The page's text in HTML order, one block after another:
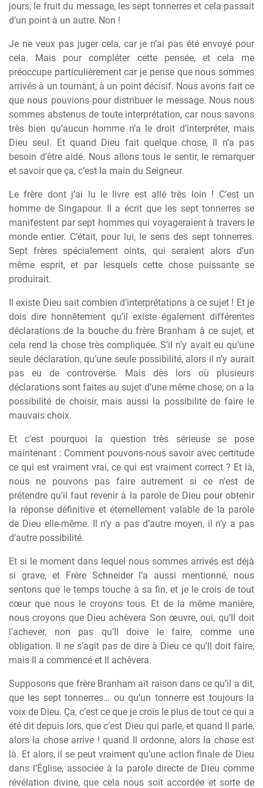
jours, le fruit du message, les sept tonnerres et cela passait
d’un point à un autre. Non !
Je ne veux pas juger cela, car je n’ai pas été envoyé pour
cela. Mais pour compléter cette pensée, et cela me
préoccupe particulièrement car je pense que nous sommes
arrivés à un tournant, à un point décisif. Nous avons fait ce
que nous pouvions pour distribuer le message. Nous nous
sommes abstenus de toute interprétation, car nous savons
très bien qu’aucun homme n’a le droit d’interpréter, mais
Dieu seul. Et quand Dieu fait quelque chose, Il n’a pas
besoin d’être aidé. Nous allons tous le sentir, le remarquer
et savoir que ça, c’est la main du Seigneur.
Le frère dont j’ai lu le livre est allé très loin ! C’est un
homme de Singapour. Il a écrit que les sept tonnerres se
manifestent par sept hommes qui voyageraient à travers le
monde entier. C’était, pour lui, le sens des sept tonnerres.
Sept frères spécialement oints, qui seraient alors d’un
même esprit, et par lesquels cette chose puissante se
produirait.
Il existe Dieu sait combien d’interprétations à ce sujet ! Et je
dois dire honnêtement qu’il existe également différentes
déclarations de la bouche du frère Branham à ce sujet, et
cela rend la chose très compliquée. S’il n’y avait eu qu’une
seule déclaration, qu’une seule possibilité, alors il n’y aurait
pas eu de controverse. Mais dès lors où plusieurs
déclarations sont faites au sujet d’une même chose, on a la
possibilité de choisir, mais aussi la possibilité de faire le
mauvais choix.
Et c’est pourquoi la question très sérieuse se pose
maintenant : Comment pouvons-nous savoir avec certitude
ce qui est vraiment vrai, ce qui est vraiment correct ? Et là,
nous ne pouvons pas faire autrement si ce n’est de
prétendre qu’il faut revenir à la parole de Dieu pour obtenir
la réponse définitive et éternellement valable de la parole
de Dieu elle-même. Il n’y a pas d’autre moyen, il n’y a pas
d’autre possibilité.
Et si le moment dans lequel nous sommes arrivés est déjà
si grave, et Frère Schneider l’a aussi mentionné, nous
sentons que le temps touche à sa fin, et je le crois de tout
cœur que nous le croyons tous. Et de la même manière,
nous croyons que Dieu achèvera Son œuvre, oui, qu’Il doit
l’achever, non pas qu’Il doive le faire, comme une
obligation. Il ne s’agit pas de dire à Dieu ce qu’Il doit faire,
mais Il a commencé et Il achèvera.
Supposons que frère Branham ait raison dans ce qu’il a dit,
que les sept tonnerres… ou qu’un tonnerre est toujours la
voix de Dieu. Ça, c’est ce que je crois le plus de tout ce qui a
été dit depuis lors, que c’est Dieu qui parle, et quand Il parle,
alors la chose arrive ! quand Il ordonne, alors la chose est
là. Et alors, il se peut vraiment qu’une action finale de Dieu
dans l’Église, associée à la parole directe de Dieu comme
révélation divine, que cela nous soit accordée et sorte de